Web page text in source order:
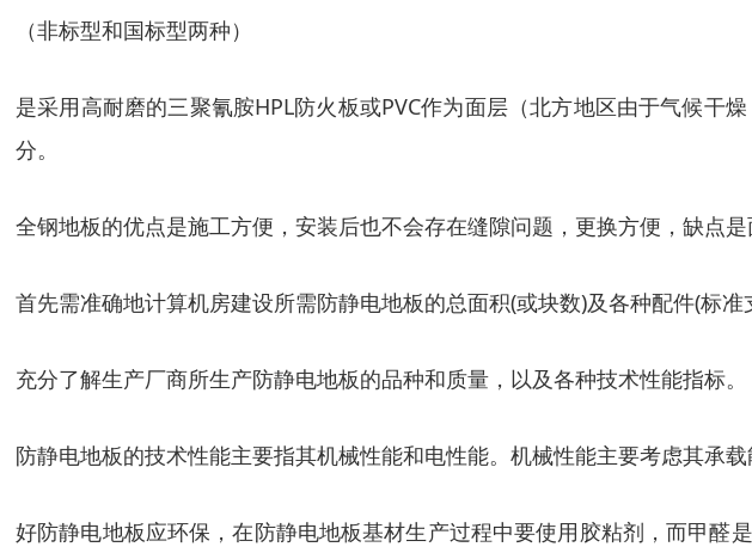
（非标型和国标型两种）
是采用高耐磨的三聚氰胺HPL防火板或PVC作为面层（北方地区由于气候干
分。
全钢地板的优点是施工方便，安装后也不会存在缝隙问题，更换方便，缺点
首先需准确地计算机房建设所需防静电地板的总面积(或块数)及各种配件(标
充分了解生产厂商所生产防静电地板的品种和质量，以及各种技术性能指标。
防静电地板的技术性能主要指其机械性能和电性能。机械性能主要考虑其承载
好防静电地板应环保，在防静电地板基材生产过程中要使用胶粘剂，而甲醛